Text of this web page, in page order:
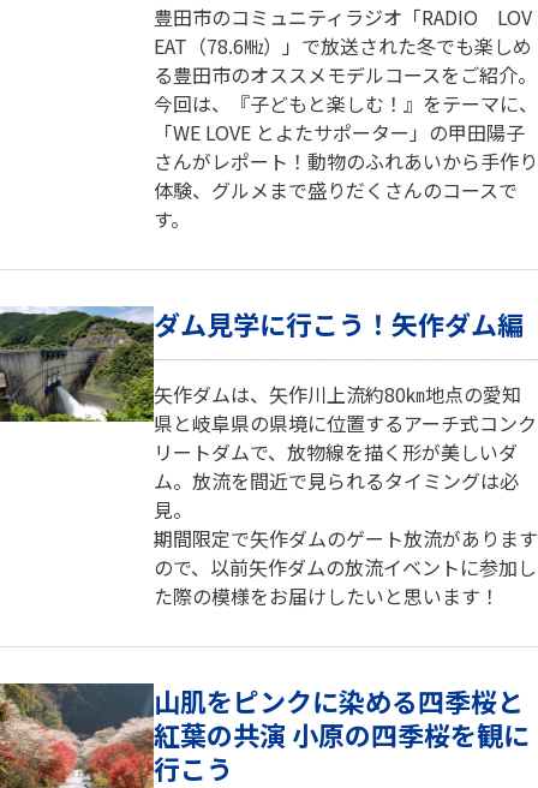
豊田市のコミュニティラジオ「RADIO LOV
EAT（78.6㎒）」で放送された冬でも楽しめ
る豊田市のオススメモデルコースをご紹介。
今回は、『子どもと楽しむ！』をテーマに、
「WE LOVE とよたサポーター」の甲田陽子
さんがレポート！動物のふれあいから手作り
体験、グルメまで盛りだくさんのコースで
す。
ダム見学に行こう！矢作ダム編
矢作ダムは、矢作川上流約80㎞地点の愛知
県と岐阜県の県境に位置するアーチ式コンク
リートダムで、放物線を描く形が美しいダ
ム。放流を間近で見られるタイミングは必
見。
期間限定で矢作ダムのゲート放流があります
ので、以前矢作ダムの放流イベントに参加し
た際の模様をお届けしたいと思います！
山肌をピンクに染める四季桜と
紅葉の共演 小原の四季桜を観に
行こう